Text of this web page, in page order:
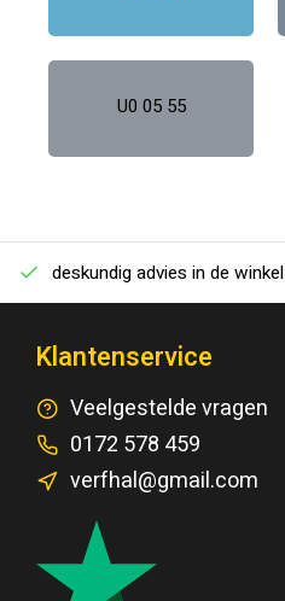
U0 05 55
deskundig advies in de winkel
Klantenservice
Veelgestelde vragen
0172 578 459
verfhal@gmail.com